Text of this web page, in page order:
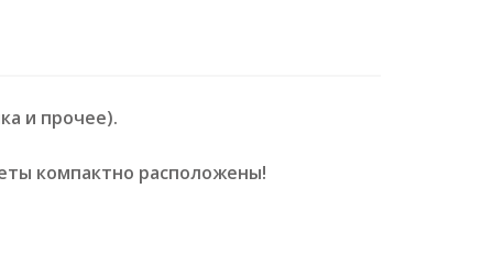
и прочее).
компактно расположены!